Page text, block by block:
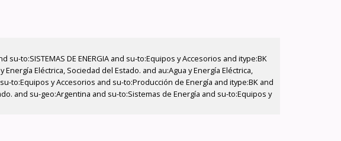
to:SISTEMAS DE ENERGIA and su-to:Equipos y Accesorios and itype:BK
Eléctrica, Sociedad del Estado. and au:Agua y Energía Eléctrica,
to:Equipos y Accesorios and su-to:Producción de Energía and itype:BK and
and su-geo:Argentina and su-to:Sistemas de Energía and su-to:Equipos y